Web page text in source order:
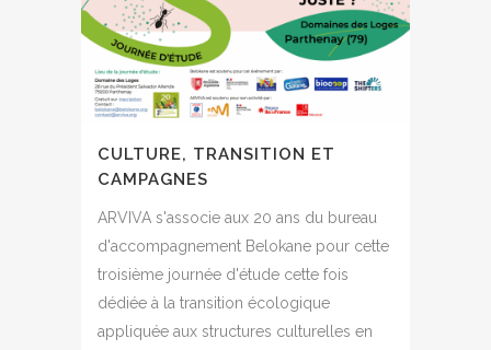
CULTURE, TRANSITION ET
CAMPAGNES
ARVIVA s'associe aux 20 ans du bureau
d'accompagnement Belokane pour cette
troisième journée d'étude cette fois
dédiée à la transition écologique
appliquée aux structures culturelles en